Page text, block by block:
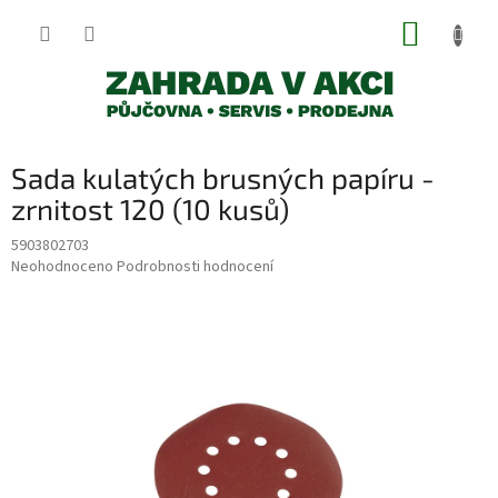
Sada kulatých brusných papíru -
zrnitost 120 (10 kusů)
5903802703
Průměrné
Neohodnoceno Podrobnosti hodnocení